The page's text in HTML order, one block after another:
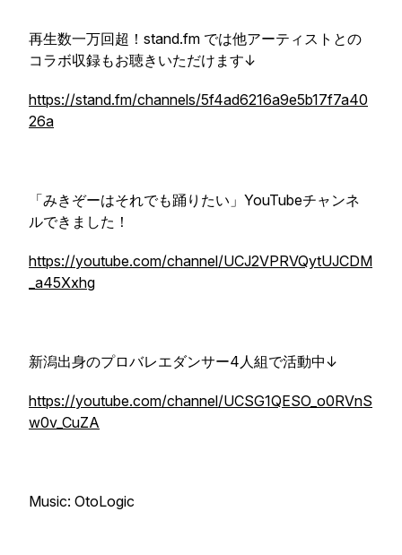
再生数一万回超！stand.fm では他アーティストとの
コラボ収録もお聴きいただけます↓
https://stand.fm/channels/5f4ad6216a9e5b17f7a40
26a
「みきぞーはそれでも踊りたい」YouTubeチャンネ
ルできました！
https://youtube.com/channel/UCJ2VPRVQytUJCDM
_a45Xxhg
新潟出身のプロバレエダンサー4人組で活動中↓
https://youtube.com/channel/UCSG1QESO_o0RVnS
w0v_CuZA
Music: OtoLogic